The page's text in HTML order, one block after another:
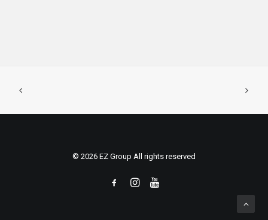
© 2026 EZ Group All rights reserved